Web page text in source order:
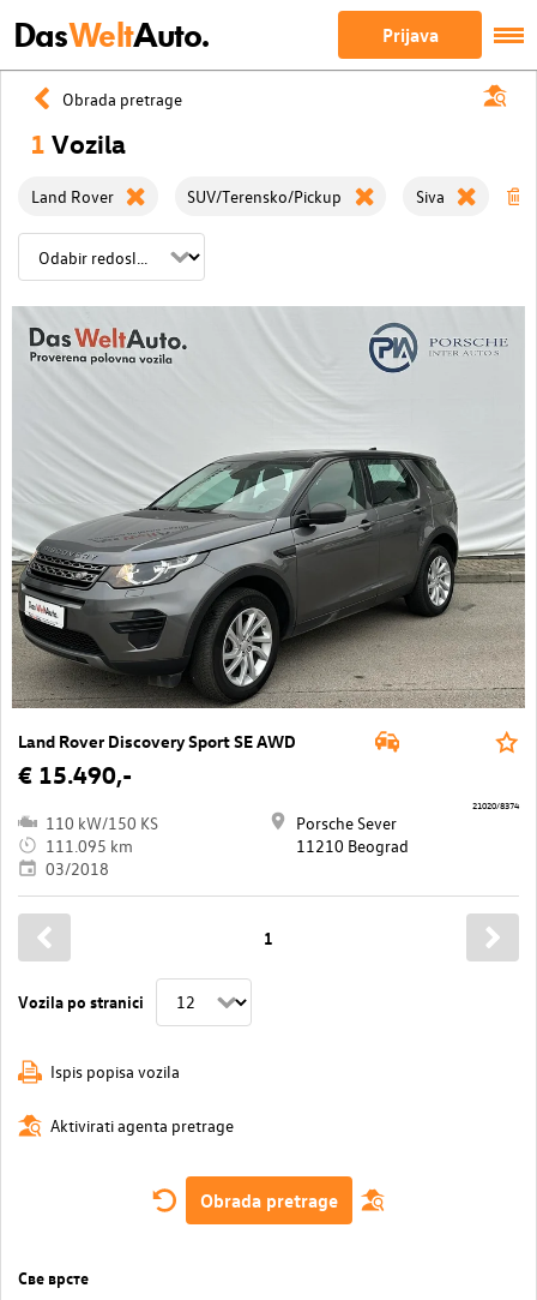
DasWeltAuto. Prijava
Obrada pretrage
1 Vozila
Land Rover SUV/Terensko/Pickup Siva
Land Rover Discovery Sport SE AWD
€ 15.490,-
110 kW/150 KS
111.095 km
03/2018
Porsche Sever
11210 Beograd
21020/8374
Vozila po stranici
1
Ispis popisa vozila
Aktivirati agenta pretrage
Obrada pretrage
Све врсте